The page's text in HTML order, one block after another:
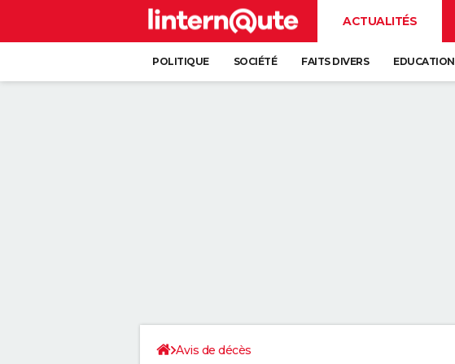
ACTUALITÉS
POLITIQUE SOCIÉTÉ FAITS DIVERS EDUCATION
Avis de décès